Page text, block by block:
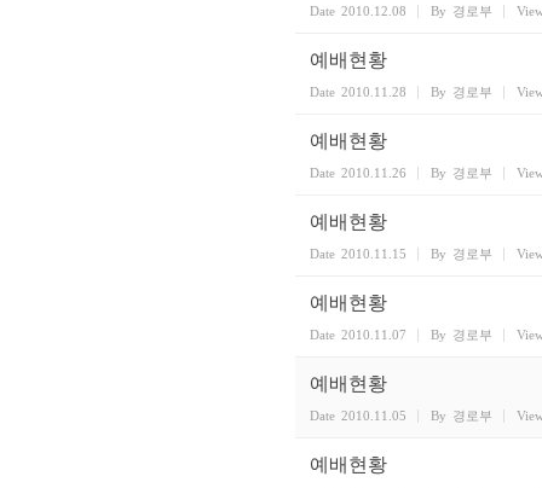
Date 2010.12.08 By 경로부
예배현황
Date 2010.11.28 By 경로부
예배현황
Date 2010.11.26 By 경로부
예배현황
Date 2010.11.15 By 경로부
예배현황
Date 2010.11.07 By 경로부
예배현황
Date 2010.11.05 By 경로부
예배현황